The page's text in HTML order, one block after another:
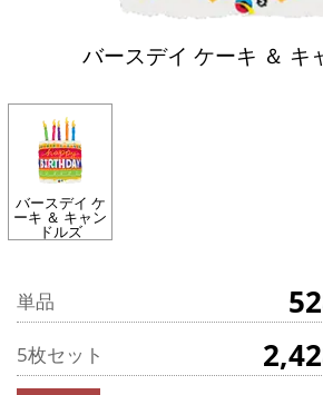
バースデイ ケーキ ＆ キ
バースデイ ケ
ーキ ＆ キャン
ドルズ
単品
5枚セット